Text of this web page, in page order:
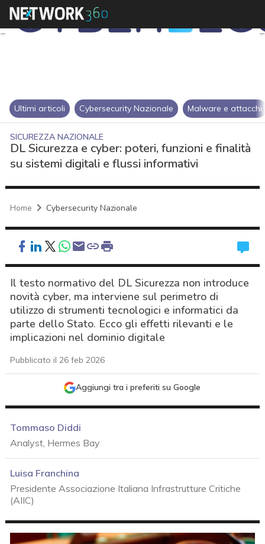
Ultimi articoli Cybersecurity Nazionale Malware e attacchi
SICUREZZA NAZIONALE
DL Sicurezza e cyber: poteri, funzioni e finalità
su sistemi digitali e flussi informativi
Home Cybersecurity Nazionale
Il testo normativo del DL Sicurezza non introduce
novità cyber, ma interviene sul perimetro di
utilizzo di strumenti tecnologici e informatici da
parte dello Stato. Ecco gli effetti rilevanti e le
implicazioni nel dominio digitale
Pubblicato il 26 feb 2026
Aggiungi tra i preferiti su Google
Tommaso Diddi
Analyst, Hermes Bay
Luisa Franchina
Presidente Associazione Italiana Infrastrutture Critiche
(AIIC)